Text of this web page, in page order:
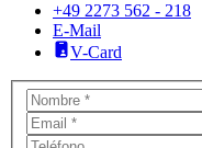
+49 2273 562 - 218
E-Mail
V-Card